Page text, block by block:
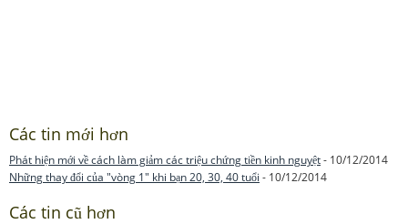
Các tin mới hơn
Phát hiện mới về cách làm giảm các triệu chứng tiền kinh nguyệt- 10/12/2014
Những thay đổi của "vòng 1" khi bạn 20, 30, 40 tuổi - 10/12/2014
Các tin cũ hơn